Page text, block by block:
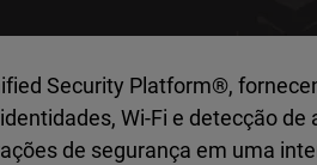
Security Platform®,
Wi-Fi e detecção de
de segurança em uma